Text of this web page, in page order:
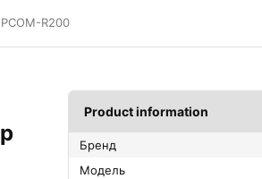
R200
Product information
Бренд
Модель